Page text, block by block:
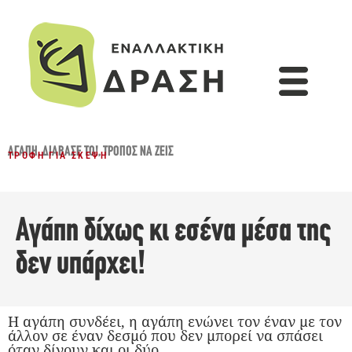
ΑΓΆΠΗ,ΔΙΆΒΑΣΈ ΤΟ!,ΤΡΌΠΟΣ ΝΑ ΖΕΙΣ
ΤΡΟΦΉ ΓΙΑ ΣΚΈΨΗ
Αγάπη δίχως κι εσένα μέσα της
δεν υπάρχει!
Η αγάπη συνδέει, η αγάπη ενώνει τον έναν με τον
άλλον σε έναν δεσμό που δεν μπορεί να σπάσει